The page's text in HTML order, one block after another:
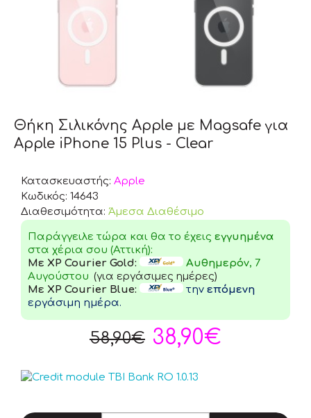
Θήκη Σιλικόνης Apple με Magsafe για
Apple iPhone 15 Plus - Clear
Κατασκευαστής: Apple
Κωδικός: 14643
Διαθεσιμότητα: Άμεσα Διαθέσιμο
Παράγγειλε τώρα και θα το έχεις εγγυημένα
στα χέρια σου (Αττική):
Με XP Courier Gold:
Αυθημερόν, 7
Αυγούστου (για εργάσιμες ημέρες)
Με XP Courier Blue:
την επόμενη
εργάσιμη ημέρα.
58,90€ 38,90€